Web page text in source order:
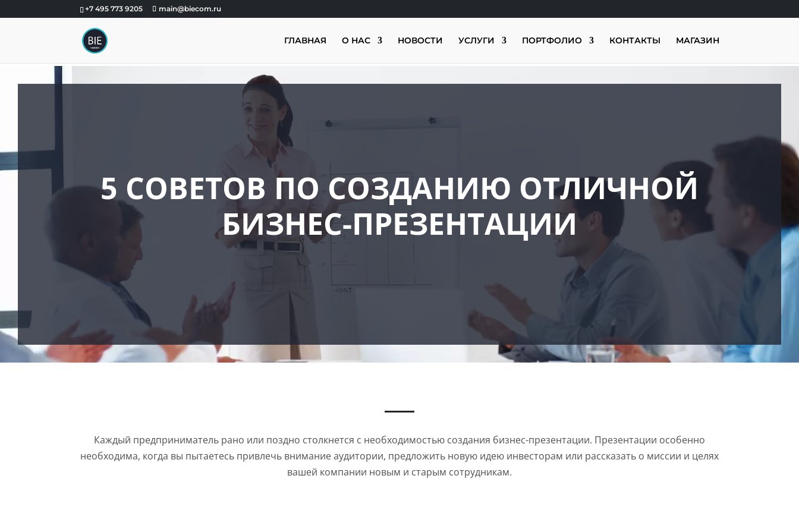
+7 495 773 9205 main@biecom.ru
ГЛАВНАЯ О НАС НОВОСТИ УСЛУГИ ПОРТФОЛИО КОНТАКТЫ МАГАЗИН
5 СОВЕТОВ ПО СОЗДАНИЮ ОТЛИЧНОЙ
БИЗНЕС-ПРЕЗЕНТАЦИИ
Каждый предприниматель рано или поздно столкнется с необходимостью создания бизнес-презентации. Презентации особенно
необходима, когда вы пытаетесь привлечь внимание аудитории, предложить новую идею инвесторам или рассказать о миссии и целях
вашей компании новым и старым сотрудникам.